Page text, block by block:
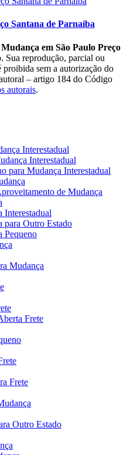
Santana de Parnaíba
em São Paulo Preço
Sua reprodução, parcial ou
sem a autorização do
– artigo 184 do Código
autorais.
Interestadual
Interestadual
para Mudança Interestadual
de Mudança
Interestadual
para Outro Estado
Pequeno
Mudança
Frete
Frete
Outro Estado